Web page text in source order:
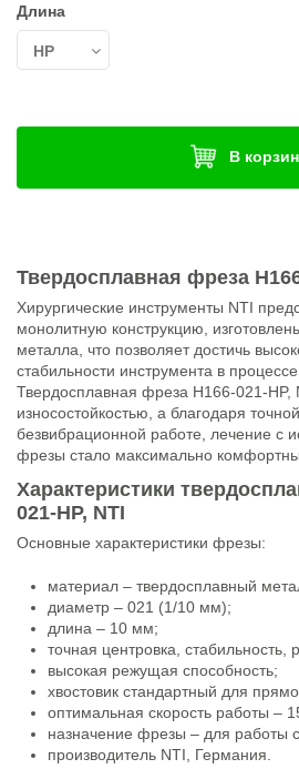
Длина
В
Твердосплавная фреза
Хирургические инструменты NTI
монолитную конструкцию,
металла, что позволяет достичь
стабильности инструмента в
Твердосплавная фреза H166-021-HP,
износостойкостью, а благодаря
безвибрационной работе, лечение с
фрезы стало максимально
Характеристики
021-HP, NTI
Основные характеристики фрезы:
материал – твердосплавный
диаметр – 021 (1/10 мм);
длина – 10 мм;
точная центровка, стабильность,
высокая режущая способность;
хвостовик стандартный для
оптимальная скорость работы –
назначение фрезы – для работы
производитель NTI, Германия.